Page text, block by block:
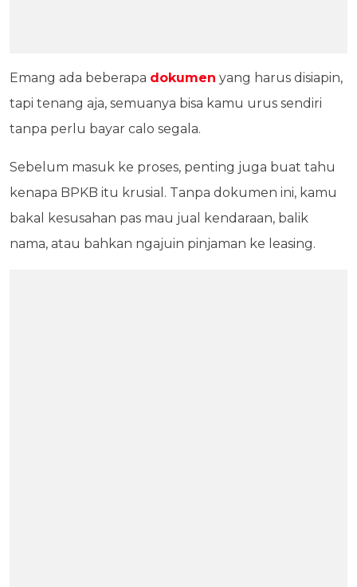
Emang ada beberapa dokumen yang harus disiapin,
tapi tenang aja, semuanya bisa kamu urus sendiri
tanpa perlu bayar calo segala.
Sebelum masuk ke proses, penting juga buat tahu
kenapa BPKB itu krusial. Tanpa dokumen ini, kamu
bakal kesusahan pas mau jual kendaraan, balik
nama, atau bahkan ngajuin pinjaman ke leasing.